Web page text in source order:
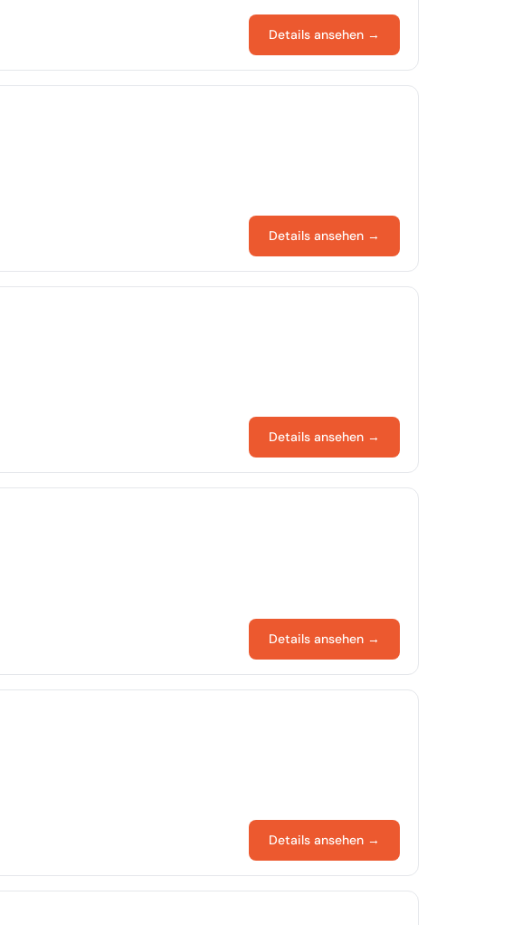
Details ansehen →
Details ansehen →
Details ansehen →
Details ansehen →
Details ansehen →